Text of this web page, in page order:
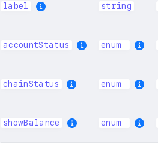
label string
accountStatus enum
chainStatus enum
showBalance enum